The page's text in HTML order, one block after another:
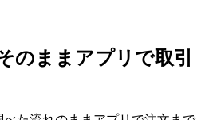
のままアプリで取引